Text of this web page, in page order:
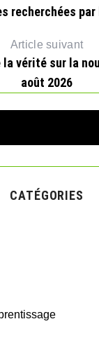
recherchées
Article suivant
vérité sur la
août 2026
CATÉGORIES